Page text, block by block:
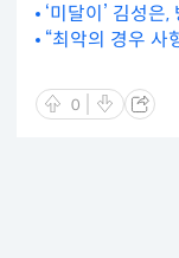
‘미달이’ 김성
“최악의 경우 사
0